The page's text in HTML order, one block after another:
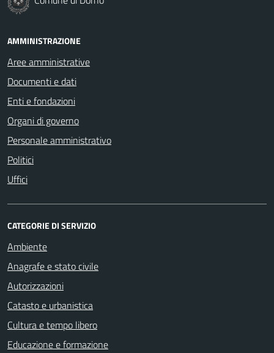
AMMINISTRAZIONE
Aree amministrative
Documenti e dati
Enti e fondazioni
Organi di governo
Personale amministrativo
Politici
Uffici
CATEGORIE DI SERVIZIO
Ambiente
Anagrafe e stato civile
Autorizzazioni
Catasto e urbanistica
Cultura e tempo libero
Educazione e formazione